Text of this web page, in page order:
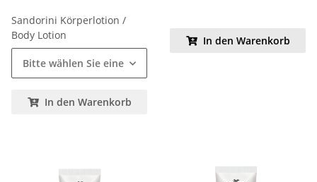
Sandorini Körperlotion /
Body Lotion
Bitte wählen Sie eine Variation.
In den Warenkorb
In den Warenkorb